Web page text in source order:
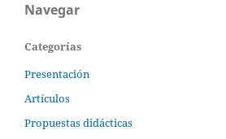
Navegar
Categorías
Presentación
Artículos
Propuestas didácticas